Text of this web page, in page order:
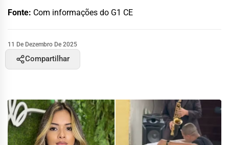
Fonte: Com informações do G1 CE
11 De Dezembro De 2025
Compartilhar